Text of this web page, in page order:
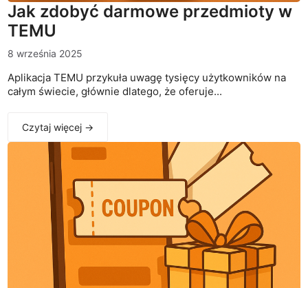
Jak zdobyć darmowe przedmioty w
TEMU
8 września 2025
Aplikacja TEMU przykuła uwagę tysięcy użytkowników na
całym świecie, głównie dlatego, że oferuje...
Czytaj więcej →